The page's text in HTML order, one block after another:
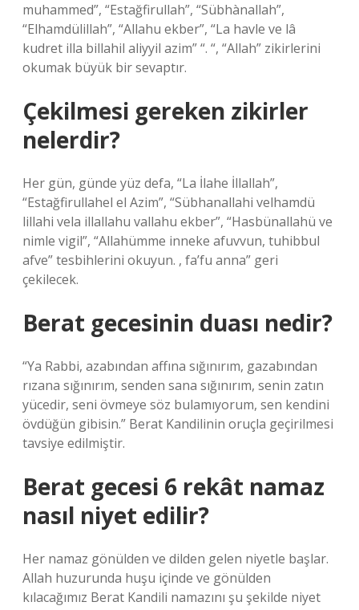
muhammed”, “Estağfirullah”, “Sübhànallah”,
“Elhamdülillah”, “Allahu ekber”, “La havle ve lâ
kudret illa billahil aliyyil azim” “. “, “Allah” zikirlerini
okumak büyük bir sevaptır.
Çekilmesi gereken zikirler
nelerdir?
Her gün, günde yüz defa, “La İlahe İllallah”,
“Estağfirullahel el Azim”, “Sübhanallahi velhamdü
lillahi vela illallahu vallahu ekber”, “Hasbünallahü ve
nimle vigil”, “Allahümme inneke afuvvun, tuhibbul
afve” tesbihlerini okuyun. , fa’fu anna” geri
çekilecek.
Berat gecesinin duası nedir?
“Ya Rabbi, azabından affına sığınırım, gazabından
rızana sığınırım, senden sana sığınırım, senin zatın
yücedir, seni övmeye söz bulamıyorum, sen kendini
övdüğün gibisin.” Berat Kandilinin oruçla geçirilmesi
tavsiye edilmiştir.
Berat gecesi 6 rekât namaz
nasıl niyet edilir?
Her namaz gönülden ve dilden gelen niyetle başlar.
Allah huzurunda huşu içinde ve gönülden
kılacağımız Berat Kandili namazını şu şekilde niyet